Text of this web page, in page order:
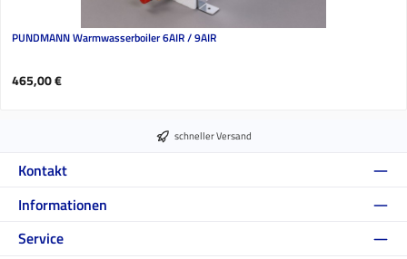
PUNDMANN Warmwasserboiler 6AIR / 9AIR
Regulärer Preis:
465,00 €
schneller Versand
Kontakt
Informationen
Service